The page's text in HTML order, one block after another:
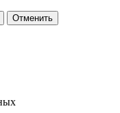
Отменить